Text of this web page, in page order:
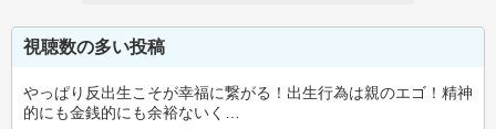
視聴数の多い投稿
やっぱり反出生こそが幸福に繋がる！出生行為は親のエゴ！精神
的にも金銭的にも余裕ないく…